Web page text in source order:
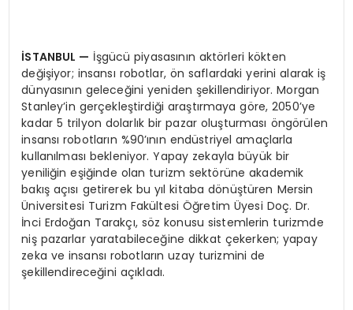
İSTANBUL — İşgücü piyasasının aktörleri kökten
değişiyor; insansı robotlar, ön saflardaki yerini alarak iş
dünyasının geleceğini yeniden şekillendiriyor. Morgan
Stanley’in gerçekleştirdiği araştırmaya göre, 2050’ye
kadar 5 trilyon dolarlık bir pazar oluşturması öngörülen
insansı robotların %90’ının endüstriyel amaçlarla
kullanılması bekleniyor. Yapay zekayla büyük bir
yeniliğin eşiğinde olan turizm sektörüne akademik
bakış açısı getirerek bu yıl kitaba dönüştüren Mersin
Üniversitesi Turizm Fakültesi Öğretim Üyesi Doç. Dr.
İnci Erdoğan Tarakçı, söz konusu sistemlerin turizmde
niş pazarlar yaratabileceğine dikkat çekerken; yapay
zeka ve insansı robotların uzay turizmini de
şekillendireceğini açıkladı.